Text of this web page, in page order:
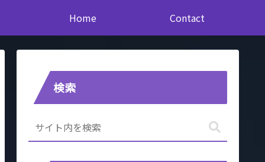
Home Contact
検索